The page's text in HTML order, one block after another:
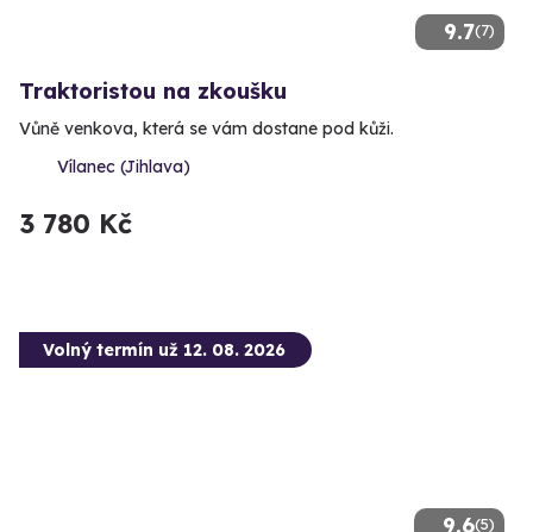
9.7(7)
Traktoristou na zkoušku
Vůně venkova, která se vám dostane pod kůži.
Vílanec (Jihlava)
3 780 Kč
9.6(5)
Volný termín už 12. 08. 2026